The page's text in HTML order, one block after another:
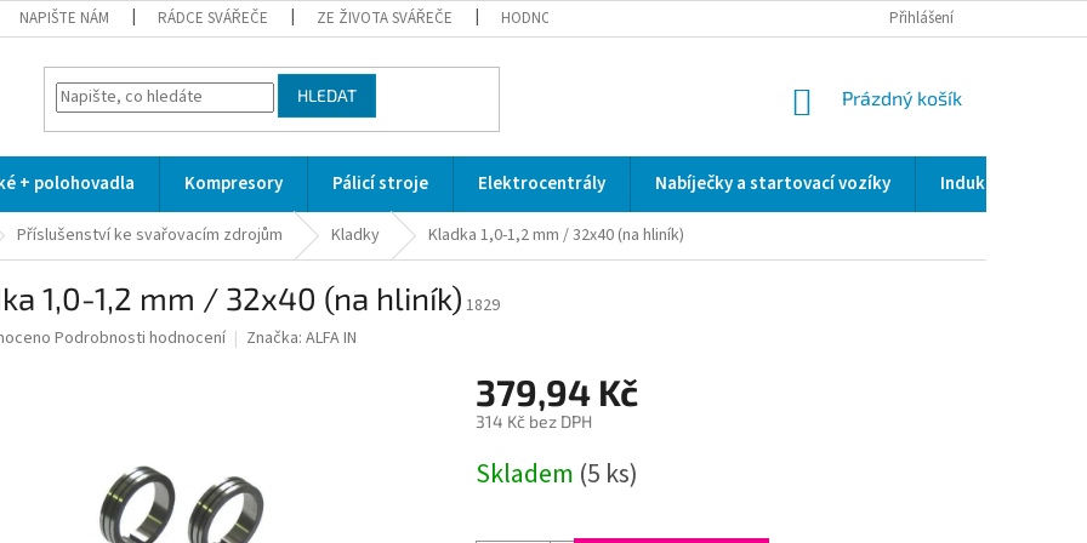
NAPIŠTE NÁM RÁDCE SVÁŘEČE ZE ŽIVOTA SVÁŘEČE HODNOCENÍ OBCHODU SERVIS / KALIBRACE / VALIDACE/ WELDSCANNER S3
Přihlášení
HLEDAT
NÁKUPNÍ
Prázdný košík
+ polohovadla Kompresory Pálicí stroje Elektrocentrály Nabíječky a startovací vozíky Indukční a
Příslušenství ke svařovacím zdrojům Kladky Kladka 1,0-1,2 mm / 32x40 (na hliník)
1,0-1,2 mm / 32x40 (na hliník) 1829
Podrobnosti hodnocení Značka: ALFA IN
379,94 Kč
314 Kč bez DPH
cena:
Skladem (5 ks)